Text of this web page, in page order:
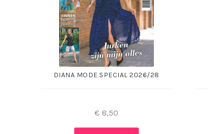
DIANA MODE SPECIAL 2026/28
€ 8,50